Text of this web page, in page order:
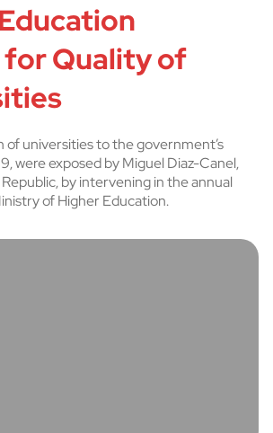
Quality of
universities to the government’s
were exposed by Miguel Diaz-Canel,
by intervening in the annual
of Higher Education.